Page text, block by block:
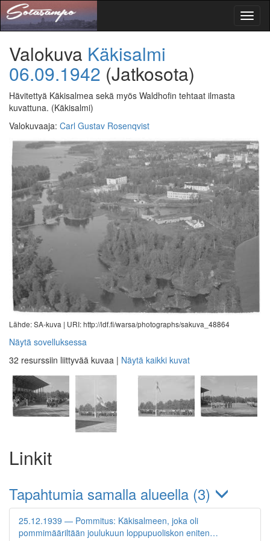
Valokuva Käkisalmi
06.09.1942 (Jatkosota)
Hävitettyä Käkisalmea sekä myös Waldhofin tehtaat ilmasta
kuvattuna. (Käkisalmi)
Valokuvaaja: Carl Gustav Rosenqvist
Lähde: SA-kuva | URI: http://ldf.fi/warsa/photographs/sakuva_48864
Näytä sovelluksessa
32 resurssiin liittyvää kuvaa | Näytä kaikki kuvat
Linkit
Tapahtumia samalla alueella (3)
25.12.1939 — Pommitus: Käkisalmeen, joka oli
pommimääriltään joulukuun loppupuoliskon eniten…